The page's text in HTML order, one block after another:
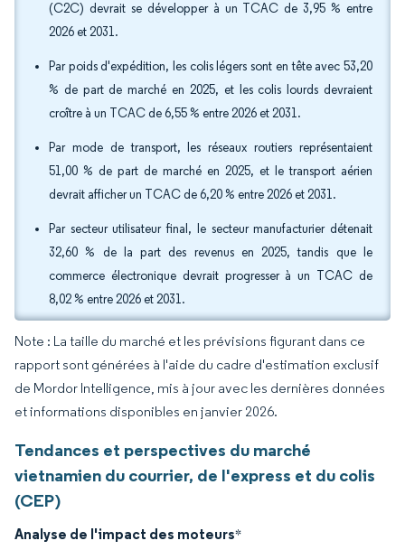
(C2C) devrait se développer à un TCAC de 3,95 % entre
2026 et 2031.
Par poids d'expédition, les colis légers sont en tête avec 53,20
% de part de marché en 2025, et les colis lourds devraient
croître à un TCAC de 6,55 % entre 2026 et 2031.
Par mode de transport, les réseaux routiers représentaient
51,00 % de part de marché en 2025, et le transport aérien
devrait afficher un TCAC de 6,20 % entre 2026 et 2031.
Par secteur utilisateur final, le secteur manufacturier détenait
32,60 % de la part des revenus en 2025, tandis que le
commerce électronique devrait progresser à un TCAC de
8,02 % entre 2026 et 2031.
Note : La taille du marché et les prévisions figurant dans ce
rapport sont générées à l'aide du cadre d'estimation exclusif
de Mordor Intelligence, mis à jour avec les dernières données
et informations disponibles en janvier 2026.
Tendances et perspectives du marché
vietnamien du courrier, de l'express et du colis
(CEP)
Analyse de l'impact des moteurs*